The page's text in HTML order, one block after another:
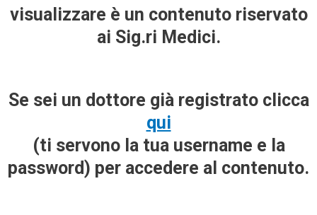
visualizzare è un contenuto riservato
ai Sig.ri Medici.
Se sei un dottore già registrato clicca
qui
(ti servono la tua username e la
password) per accedere al contenuto.